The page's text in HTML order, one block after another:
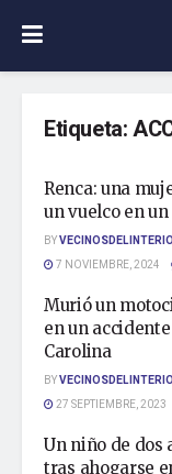
Etiqueta:
Renca: una
un vuelco en
BY
7 NOVIEMBRE, 2024
Murió un
en un
Carolina
BY
27 SEPTIEMBRE, 2023
Un niño de dos
tras ahogarse